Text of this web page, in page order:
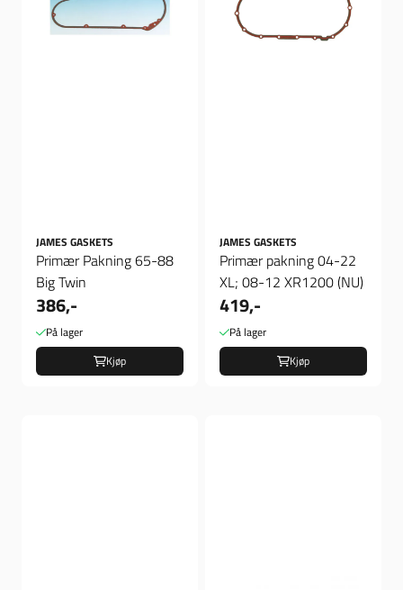
JAMES GASKETS
Primær Pakning 65-88
Big Twin
386,-
På lager
Kjøp
JAMES GASKETS
Primær pakning 04-22
XL; 08-12 XR1200 (NU)
419,-
På lager
Kjøp